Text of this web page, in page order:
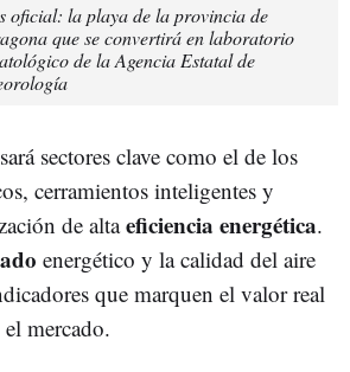
oficial: la playa de la provincia de
que se convertirá en laboratorio
de la Agencia Estatal de
sectores clave como el de los
cerramientos inteligentes y
de altaeficiencia energética.
energético y la calidad del aire
que marquen el valor real
mercado.